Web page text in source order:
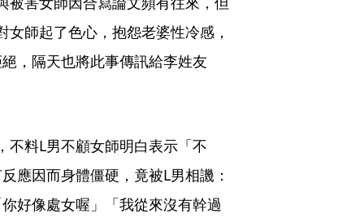
師起了色心，抱怨老婆性冷感，
，隔天也將此事傳訊給李姓友
不料L男不顧女師明白表示「不
應因而身體僵硬，竟被L男相譏：
好像處女喔」「我從來沒有幹過